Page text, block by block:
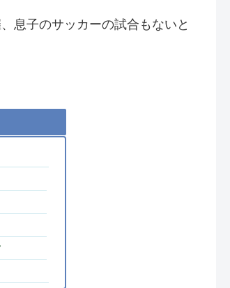
息子のサッカーの試合もないと